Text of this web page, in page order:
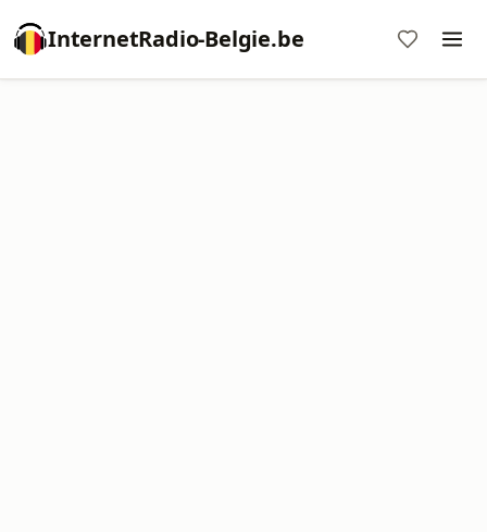
InternetRadio-Belgie.be